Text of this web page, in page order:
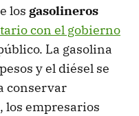
los gasolineros
con el gobierno
La gasolina
y el diésel se
conservar
los empresarios